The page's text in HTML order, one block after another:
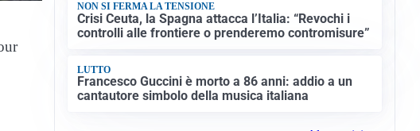
NON SI FERMA LA TENSIONE
Crisi Ceuta, la Spagna attacca l’Italia: “Revochi i
controlli alle frontiere o prenderemo contromisure”
LUTTO
Francesco Guccini è morto a 86 anni: addio a un
cantautore simbolo della musica italiana